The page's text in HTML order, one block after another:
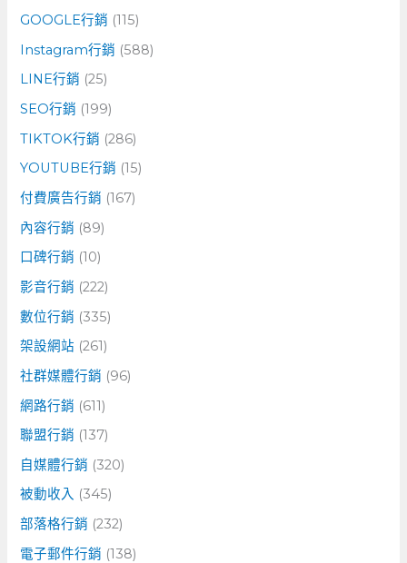
GOOGLE行銷 (115)
Instagram行銷 (588)
LINE行銷 (25)
SEO行銷 (199)
TIKTOK行銷 (286)
YOUTUBE行銷 (15)
付費廣告行銷 (167)
內容行銷 (89)
口碑行銷 (10)
影音行銷 (222)
數位行銷 (335)
架設網站 (261)
社群媒體行銷 (96)
網路行銷 (611)
聯盟行銷 (137)
自媒體行銷 (320)
被動收入 (345)
部落格行銷 (232)
電子郵件行銷 (138)